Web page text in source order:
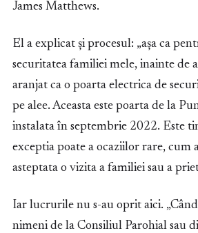
James Matthews.
El a explicat și procesul: „așa ca
securitatea familiei mele, inainte de
aranjat ca o poarta electrica de
pe alee. Aceasta este poarta de la
instalata în septembrie 2022. Este
exceptia poate a ocaziilor rare, cum
asteptata o vizita a familiei sau a
Iar lucrurile nu s-au oprit aici.
nimeni de la Consiliul Parohial sau